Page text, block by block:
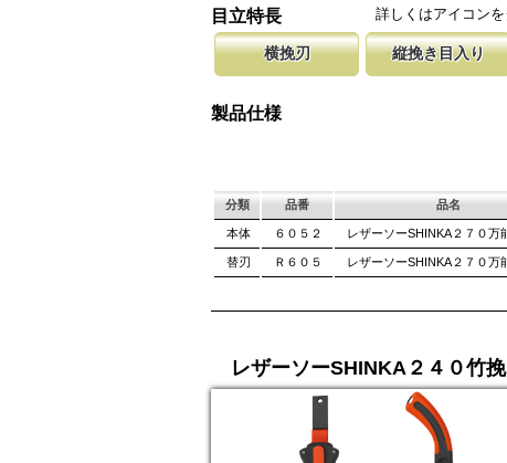
プまで切断が可能なタイプです。 商品記載の適
確認ください。
します。 鋸刃のマーキング（右下）に
しています。
果樹園、型枠
ております。
目立特長 詳しくはアイコンを
横挽刃
になっています。 横挽刃を縦挽に使用すると、
て良好な切れ味は望めません。
縦挽き目入り
のかきだしを助け、良好な切れ味を発揮
製品仕様
分類 品番 品名
本体 ６０５２
レザーソーSHINKA２７０万
替刃 Ｒ６０５ レザーソーSHINKA２７０万
レザーソーSHINKA２４０竹挽